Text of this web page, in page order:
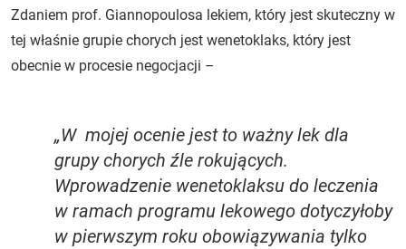
Zdaniem prof. Giannopoulosa lekiem, który jest skuteczny w
tej właśnie grupie chorych jest wenetoklaks, który jest
obecnie w procesie negocjacji –
„W mojej ocenie jest to ważny lek dla
grupy chorych źle rokujących.
Wprowadzenie wenetoklaksu do leczenia
w ramach programu lekowego dotyczyłoby
w pierwszym roku obowiązywania tylko